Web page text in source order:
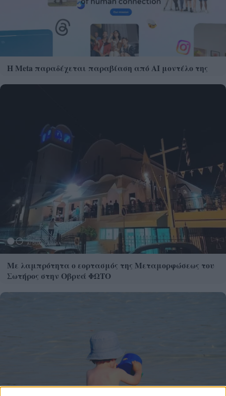
Η Meta παραδέχεται παραβίαση από AI μοντέλο της
Με λαμπρότητα ο εορτασμός της Μεταμορφώσεως του
Σωτήρος στην Οβρυά ΦΩΤΟ